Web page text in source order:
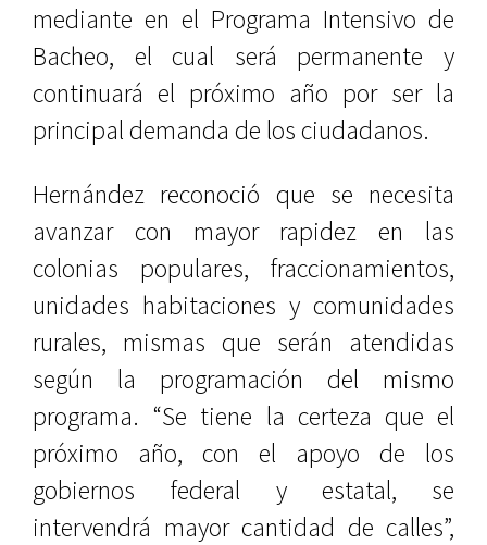
mediante en el Programa Intensivo de
Bacheo, el cual será permanente y
continuará el próximo año por ser la
principal demanda de los ciudadanos.
Hernández reconoció que se necesita
avanzar con mayor rapidez en las
colonias populares, fraccionamientos,
unidades habitaciones y comunidades
rurales, mismas que serán atendidas
según la programación del mismo
programa. “Se tiene la certeza que el
próximo año, con el apoyo de los
gobiernos federal y estatal, se
intervendrá mayor cantidad de calles”,